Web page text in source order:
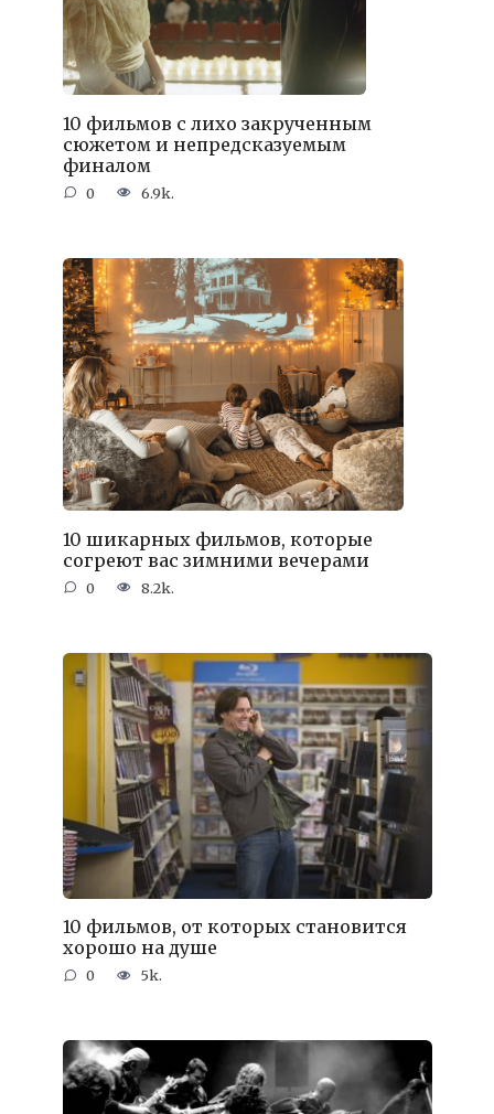
10 фильмов с лихо закрученным
сюжетом и непредсказуемым
финалом
0 6.9k.
10 шикарных фильмов, которые
согреют вас зимними вечерами
0 8.2k.
10 фильмов, от которых становится
хорошо на душе
0 5k.